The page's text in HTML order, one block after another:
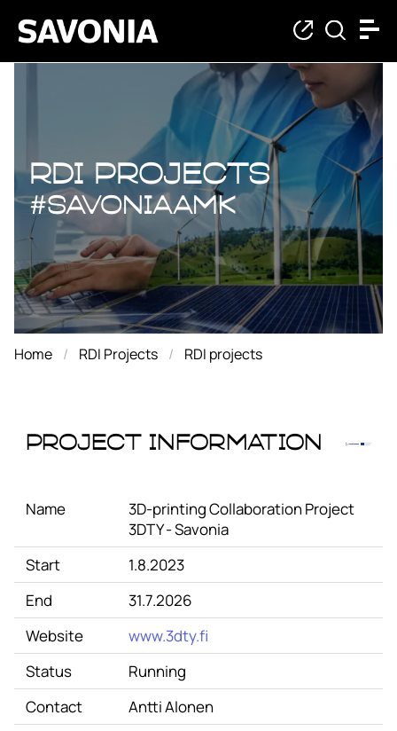
RDI projects
RDI projects
#savoniaAMK
Home RDI Projects RDI projects
Project Information
Name
3D-printing Collaboration Project
3DTY - Savonia
Start
1.8.2023
End
31.7.2026
Website
www.3dty.fi
Status
Running
Contact
Antti Alonen